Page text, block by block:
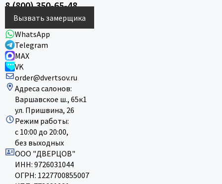
8 (800) 350-65-48
Вызвать замерщика
WhatsApp
Telegram
MAX
VK
order@dvertsov.ru
Адреса салонов:
Варшавское ш., 65к1
ул. Пришвина, 26
Режим работы:
с 10:00 до 20:00,
без выходных
ООО "ДВЕРЦОВ"
ИНН: 9726031044
ОГРН: 1227700855007